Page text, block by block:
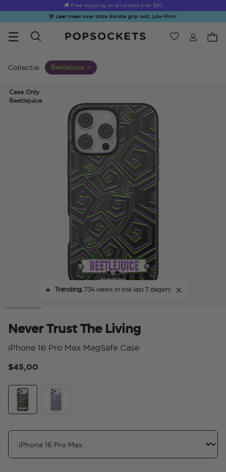
🚚 Free shipping on all orders over $60
🚨 Leer meer over onze dunste grip ooit, Low-Pro▼
Verlanglijst
Hello Kitty®
and Friends
Sea Spell
Collectie: Beetlejuice
Case Only
Beetlejuice
🔥 Trending,734 views in the last 7 dagen!
Never Trust The Living
iPhone 16 Pro Max MagSafe Case
$45,00